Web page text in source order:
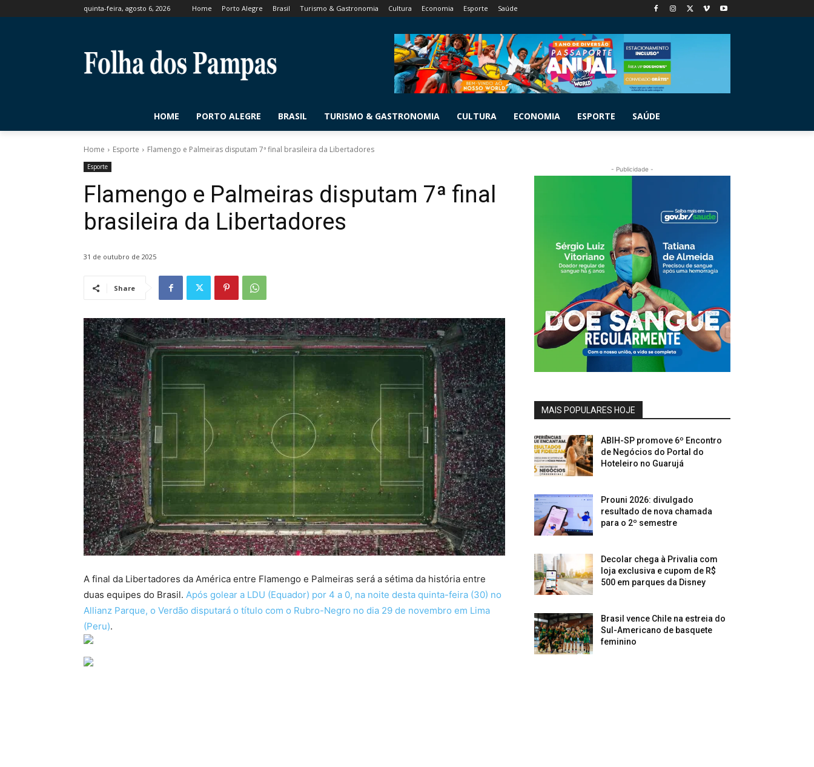
quinta-feira, agosto 6, 2026 Home Porto Alegre Brasil Turismo & Gastronomia Cultura Economia Esporte Saúde
HOME PORTO ALEGRE BRASIL TURISMO & GASTRONOMIA CULTURA ECONOMIA ESPORTE SAÚDE
Home Esporte Flamengo e Palmeiras disputam 7ª final brasileira da Libertadores
Esporte
Flamengo e Palmeiras disputam 7ª final
brasileira da Libertadores
31 de outubro de 2025
Share
A final da Libertadores da América entre Flamengo e Palmeiras será a sétima da história entre
duas equipes do Brasil. Após golear a LDU (Equador) por 4 a 0, na noite desta quinta-feira (30) no
Allianz Parque, o Verdão disputará o título com o Rubro-Negro no dia 29 de novembro em Lima
(Peru).
- Publicidade -
MAIS POPULARES HOJE
ABIH-SP promove 6º Encontro
de Negócios do Portal do
Hoteleiro no Guarujá
Prouni 2026: divulgado
resultado de nova chamada
para o 2º semestre
Decolar chega à Privalia com
loja exclusiva e cupom de R$
500 em parques da Disney
Brasil vence Chile na estreia do
Sul-Americano de basquete
feminino